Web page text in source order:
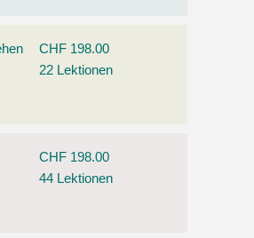
CHF 198.00
22 Lektionen
CHF 198.00
44 Lektionen